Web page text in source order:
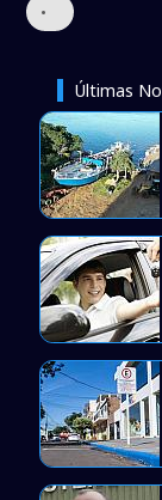
•
Últimas